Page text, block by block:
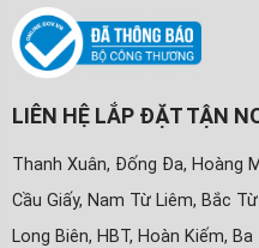
LIÊN HỆ LẮP ĐẶT TẬN
Thanh Xuân, Đống Đa, Hoàng
Cầu Giấy, Nam Từ Liêm, Bắc
Long Biên, HBT, Hoàn Kiếm,